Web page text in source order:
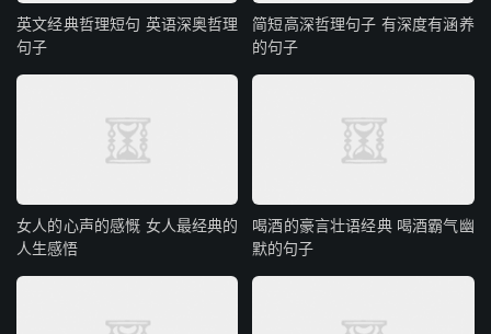
英文经典哲理短句 英语深奥哲理
句子
简短高深哲理句子 有深度有涵养
的句子
女人的心声的感慨 女人最经典的
人生感悟
喝酒的豪言壮语经典 喝酒霸气幽
默的句子